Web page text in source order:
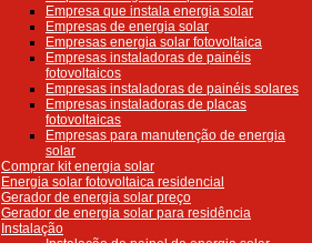
Empresa que instala energia solar
Empresas de energia solar
Empresas energia solar fotovoltaica
Empresas instaladoras de painéis
fotovoltaicos
Empresas instaladoras de painéis solares
Empresas instaladoras de placas
fotovoltaicas
Empresas para manutenção de energia
solar
Comprar kit energia solar
Energia solar fotovoltaica residencial
Gerador de energia solar preço
Gerador de energia solar para residência
Instalação